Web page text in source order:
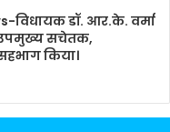
विधायक डॉ. आर.के. वर्मा
सचेतक,
किया।